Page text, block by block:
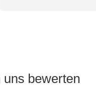
bewerten